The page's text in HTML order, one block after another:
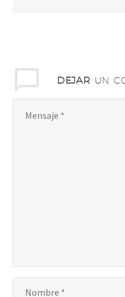
DEJAR UN